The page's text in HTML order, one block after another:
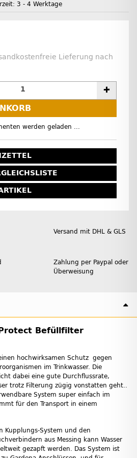
3 - 4 Werktage
Lieferung nach
werden geladen ...
Versand mit DHL & GLS
Zahlung per Paypal oder
Überweisung
Befüllfilter
hochwirksamen Schutz gegen
im Trinkwasser. Die
dabei eine gute Durchflussrate,
trotz Filterung zügig vonstatten geht..
System super einfach im
für den Transport in einem
Kupplungs-System und den
aus Messing kann Wasser
gezapft werden. Das System ist